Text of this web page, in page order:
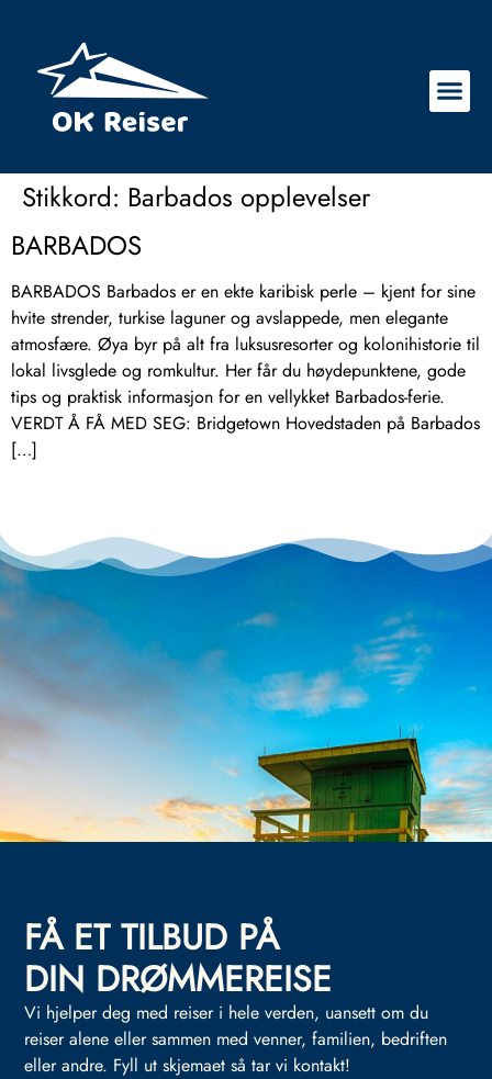
Stikkord: Barbados opplevelser
BARBADOS
BARBADOS Barbados er en ekte karibisk perle – kjent for sine
hvite strender, turkise laguner og avslappede, men elegante
atmosfære. Øya byr på alt fra luksusresorter og kolonihistorie til
lokal livsglede og romkultur. Her får du høydepunktene, gode
tips og praktisk informasjon for en vellykket Barbados-ferie.
VERDT Å FÅ MED SEG: Bridgetown Hovedstaden på Barbados
[…]
FÅ ET TILBUD PÅ
DIN DRØMMEREISE
Vi hjelper deg med reiser i hele verden, uansett om du
reiser alene eller sammen med venner, familien, bedriften
eller andre. Fyll ut skjemaet så tar vi kontakt!